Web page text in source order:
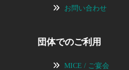
お問い合わせ
団体でのご利用
MICE / ご宴会